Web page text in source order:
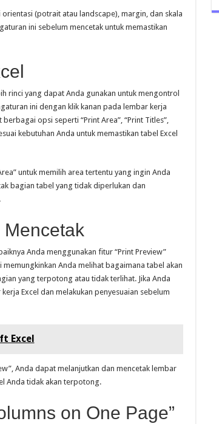
(potrait atau landscape), margin, dan skala
ini sebelum mencetak untuk memastikan
rinci yang dapat Anda gunakan untuk mengontrol
ini dengan klik kanan pada lembar kerja
opsi seperti “Print Area”, “Print Titles”,
kebutuhan Anda untuk memastikan tabel Excel
untuk memilih area tertentu yang ingin Anda
bagian tabel yang tidak diperlukan dan
Anda menggunakan fitur “Print Preview”
Anda melihat bagaimana tabel akan
yang terpotong atau tidak terlihat. Jika Anda
Excel dan melakukan penyesuaian sebelum
Excel
Anda dapat melanjutkan dan mencetak lembar
Anda tidak akan terpotong.
on One Page”